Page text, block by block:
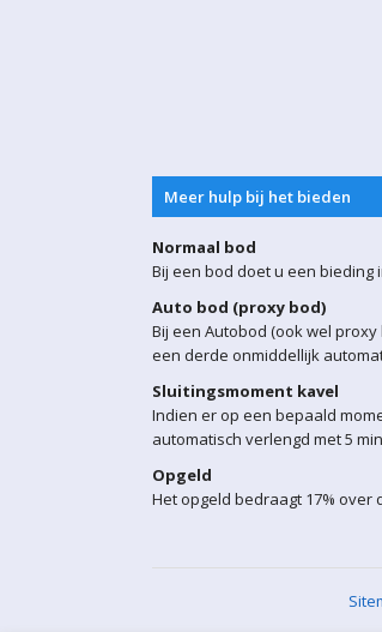
Meer hulp bij het bieden
Normaal bod
Bij een bod doet u een
Auto bod (proxy bod)
Bij een Autobod (ook wel
een derde onmiddellijk
Sluitingsmoment kavel
Indien er op een bepaald
automatisch verlengd met 5
Opgeld
Het opgeld bedraagt 17% over